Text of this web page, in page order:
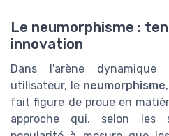
Le neumorphisme :
innovation
Dans l'arène
utilisateur, le neumorphisme
fait figure de proue en
approche qui, selon les